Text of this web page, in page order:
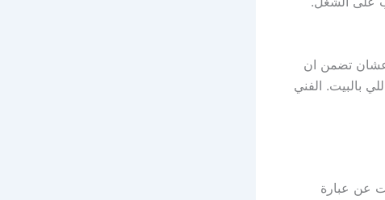
تضمن ان
بالبيت. الفني
عن عبارة